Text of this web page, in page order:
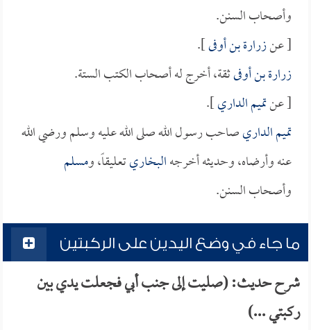
وأصحاب السنن.
[ عنزرارة بن أوفى].
زرارة بن أوفىثقة، أخرج له أصحاب الكتب الستة.
[ عنتميم الداري].
تميم الداريصاحب رسول الله صلى الله عليه وسلم ورضي الله
عنه وأرضاه، وحديثه أخرجهالبخاريتعليقاً، ومسلم
وأصحاب السنن.
ما جاء في وضع اليدين على الركبتين
شرح حديث: (صليت إلى جنب أبي فجعلت يدي بين
ركبتي ...)